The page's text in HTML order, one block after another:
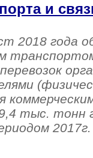
и
2018 года
тыс. тонн